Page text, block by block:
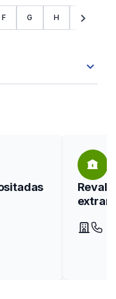
F G H Ichevron_right
expand_more